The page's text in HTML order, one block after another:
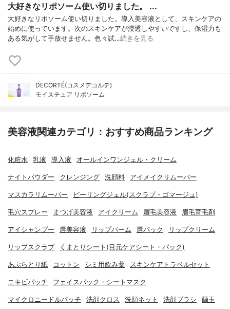
大好きなリポソーム使い切りました。 ...
大好きなリポソーム使い切りました。導入美容液として、スキンケアの
始めに使っています。次のスキンケアが浸透しやすいですし、保湿力も
ある気がして手放せません。色々試…続きを見る
DECORTÉ(コスメデコルテ)
モイスチュア リポソーム
美容液関連カテゴリ：おすすめ商品ランキング
化粧水 乳液 導入液 オールインワンジェル・クリーム
ナイトパウダー クレンジング 洗顔料 アイメイクリムーバー
マスカラリムーバー ピーリングジェル(スクラブ・ゴマージュ)
毛穴スプレー まつげ美容液 アイクリーム 眉毛美容液 眉毛育毛剤
アイシャンプー 唇美容液 リップバーム 唇パック リップクリーム
リップスクラブ くまとりシート(目元ケアシート・パック)
あぶらとり紙 コットン シミ用飲み薬 スキンケアトラベルセット
ニキビパッチ フェイスパック・シートマスク
マイクロニードルパッチ 洗顔クロス 洗顔ネット 洗顔ブラシ 繭玉